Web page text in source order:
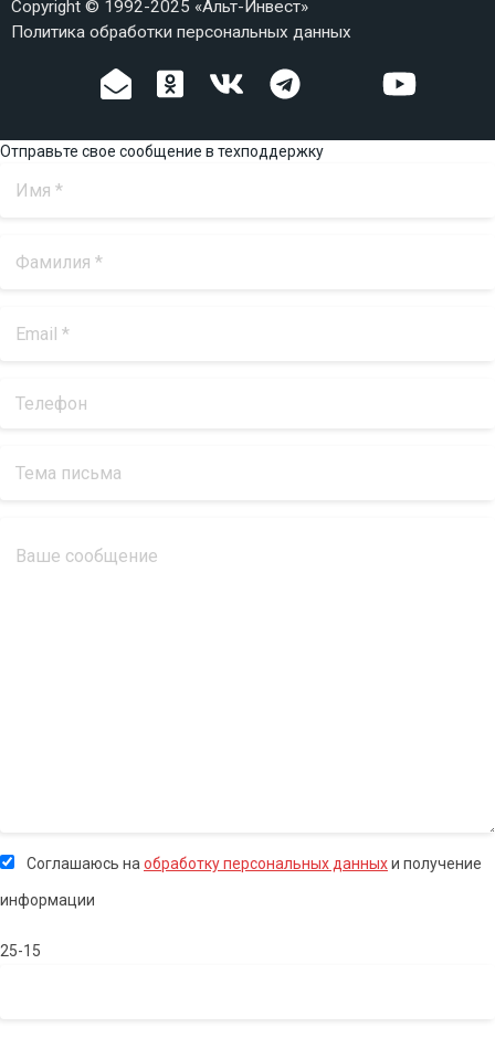
Copyright © 1992-2025 «Альт-Инвест»
Политика обработки персональных данных
Отправьте свое сообщение в техподдержку
Соглашаюсь на обработку персональных данныхи получение
информации
25-15